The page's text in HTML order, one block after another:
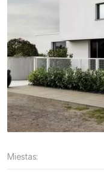
Miestas: